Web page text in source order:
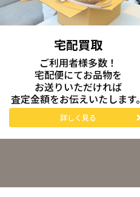
宅配買取
ご利用者様多数！
宅配便にてお品物を
お送りいただければ
査定金額をお伝えいたします。
詳しく見る